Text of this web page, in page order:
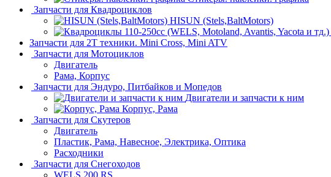
Запчасти для Квадроциклов
HISUN (Stels,BaltMotors)
Запчасти для 2T техники. Mini Cross, Mini ATV
Запчасти для Мотоциклов
Двигатель
Рама, Корпус
Запчасти для Эндуро, Питбайков и Мопедов
Двигатели и запчасти к ним
Корпус, Рама
Запчасти для Скутеров
Двигатель
Пластик, Рама, Навесное, Электрика, Оптика
Расходники
Запчасти для Снегоходов
WELS 200 RS